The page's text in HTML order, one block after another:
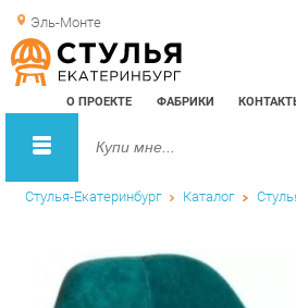
Эль-Монте
О ПРОЕКТЕ ФАБРИКИ КОНТАКТЫ
Стулья-Екатеринбург Каталог Стулья